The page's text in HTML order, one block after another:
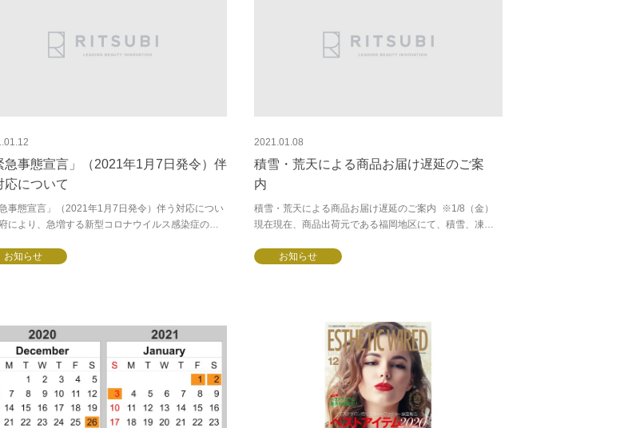
急事態宣言」（2021年1月7日発令）伴
応について
急事態宣言」（2021年1月7日発令）伴う対応につい
により、急増する新型コロナウイルス感染症の拡
態宣言が内閣総理大臣から発令されました...
お知らせ
2021.01.08
積雪・荒天による商品お届け遅延のご案
内
積雪・荒天による商品お届け遅延のご案内 ※1/8（金）
現在現在、商品出荷元である福岡地区にて、積雪、凍
発生しております。注文等はFAX、オンライン発注...
お知らせ